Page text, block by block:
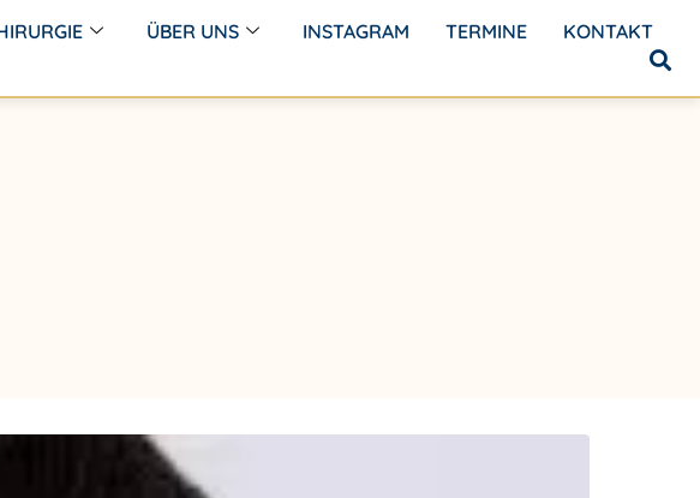
ÜBER UNS INSTAGRAM TERMINE KONTAKT